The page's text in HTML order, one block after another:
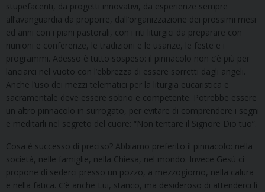
stupefacenti, da progetti innovativi, da esperienze sempre
all’avanguardia da proporre, dall’organizzazione dei prossimi mesi
ed anni con i piani pastorali, con i riti liturgici da preparare con
riunioni e conferenze, le tradizioni e le usanze, le feste e i
programmi. Adesso è tutto sospeso: il pinnacolo non c’è più per
lanciarci nel vuoto con l’ebbrezza di essere sorretti dagli angeli.
Anche l’uso dei mezzi telematici per la liturgia eucaristica e
sacramentale deve essere sobrio e competente. Potrebbe essere
un altro pinnacolo in surrogato, per evitare di comprendere i segni
e meditarli nel segreto del cuore: “Non tentare il Signore Dio tuo”.
Cosa è successo di preciso? Abbiamo preferito il pinnacolo: nella
società, nelle famiglie, nella Chiesa, nel mondo. Invece Gesù ci
propone di sederci presso un pozzo, a mezzogiorno, nella calura
e nella fatica. C’è anche Lui, stanco, ma desideroso di attenderci lì